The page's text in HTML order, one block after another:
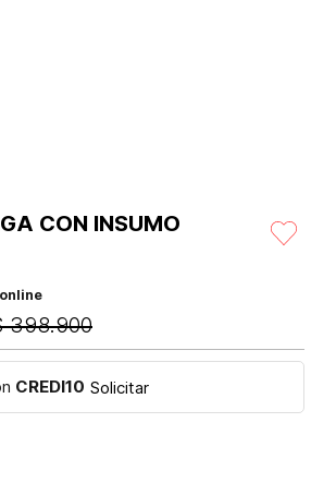
CON INSUMO
398.900
CREDI10 Solicitar